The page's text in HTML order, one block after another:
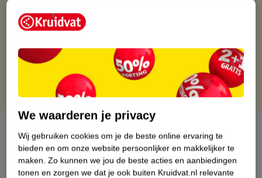
Gratis thuisbezorgd
Gratis punten met je Kruidvat kaart
Over dit product
Productinformatie
We waarderen je privacy
Wij gebruiken cookies om je de beste online ervaring te
bieden en om onze website persoonlijker en makkelijker te
maken. Zo kunnen we jou de beste acties en aanbiedingen
tonen en zorgen we dat je ook buiten Kruidvat.nl relevante